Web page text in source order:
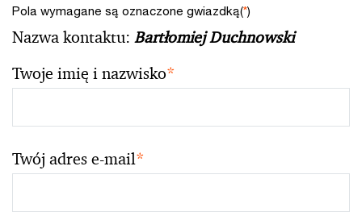
Pola wymagane są oznaczone gwiazdką(*)
Nazwa kontaktu: Bartłomiej Duchnowski
Twoje imię i nazwisko*
Twój adres e-mail*